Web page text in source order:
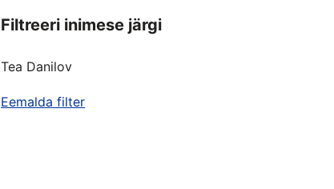
Filtreeri inimese järgi
Tea Danilov
Eemalda filter